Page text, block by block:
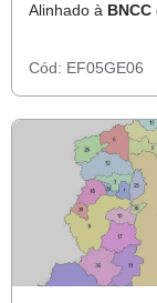
Alinhado à BNCC
Cód: EF05GE06